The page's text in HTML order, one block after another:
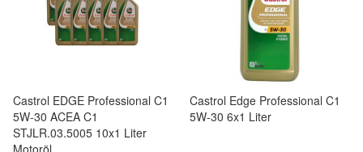
Castrol EDGE Professional C1
5W-30 ACEA C1
STJLR.03.5005 10x1 Liter
Motoröl
Castrol Edge Professional C1
5W-30 6x1 Liter